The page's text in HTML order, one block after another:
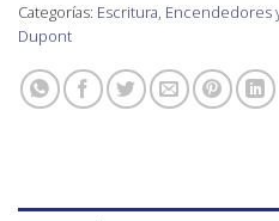
Categorías: Escritura, Encendedores
Dupont